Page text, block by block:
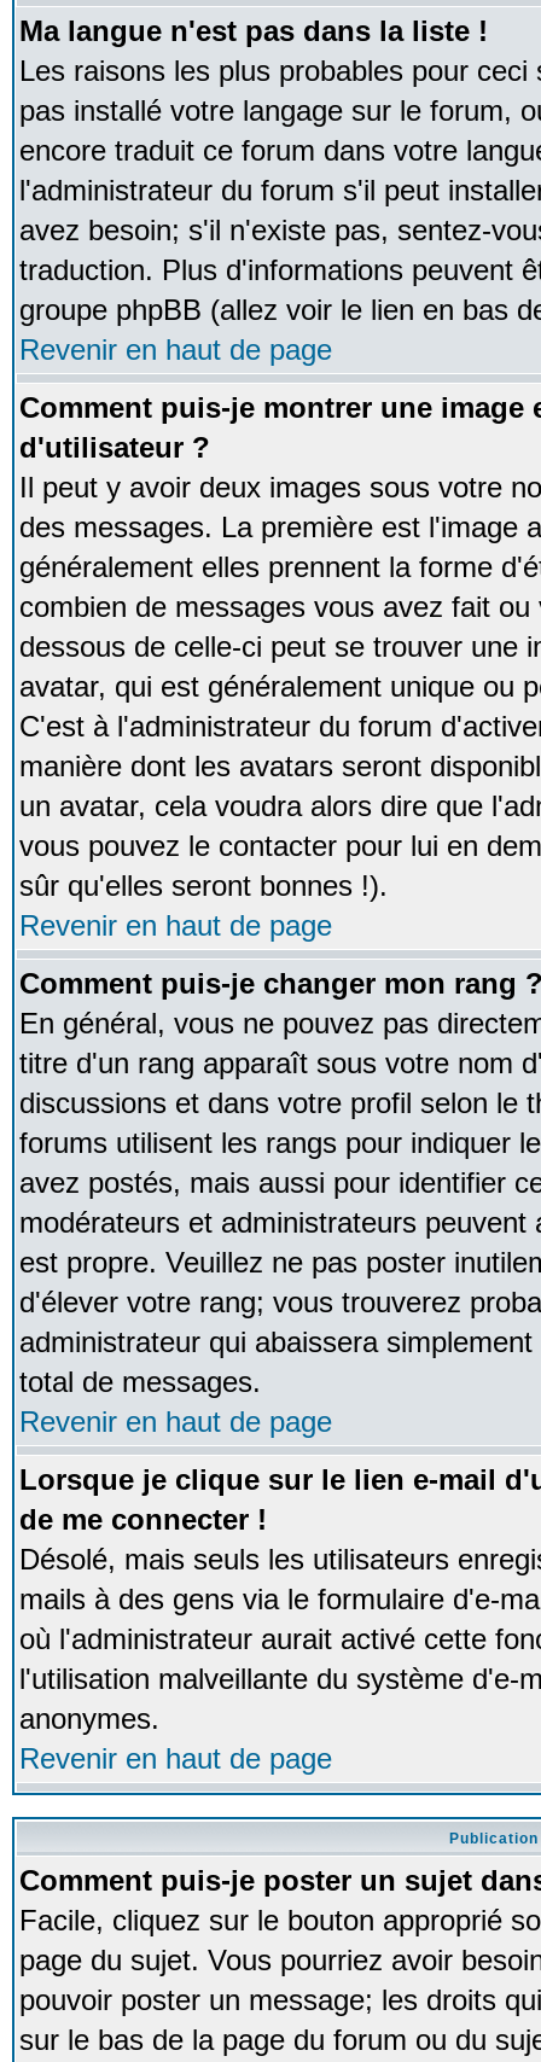
Ma langue n'est pas dans la liste !
Les raisons les plus probables pour
pas installé votre langage sur le forum,
encore traduit ce forum dans votre
l'administrateur du forum s'il peut
avez besoin; s'il n'existe pas, sentez-
traduction. Plus d'informations peuvent
groupe phpBB (allez voir le lien en bas
Revenir en haut de page
Comment puis-je montrer une image
d'utilisateur ?
Il peut y avoir deux images sous votre
des messages. La première est l'image
généralement elles prennent la forme
combien de messages vous avez fait
dessous de celle-ci peut se trouver une
avatar, qui est généralement unique ou
C'est à l'administrateur du forum
manière dont les avatars seront
un avatar, cela voudra alors dire que
vous pouvez le contacter pour lui en
sûr qu'elles seront bonnes !).
Revenir en haut de page
Comment puis-je changer mon rang
En général, vous ne pouvez pas
titre d'un rang apparaît sous votre nom
discussions et dans votre profil selon le
forums utilisent les rangs pour indiquer
avez postés, mais aussi pour identifier
modérateurs et administrateurs
est propre. Veuillez ne pas poster
d'élever votre rang; vous trouverez
administrateur qui abaissera
total de messages.
Revenir en haut de page
Lorsque je clique sur le lien e-mail
de me connecter !
Désolé, mais seuls les utilisateurs
mails à des gens via le formulaire d'e-
où l'administrateur aurait activé cette
l'utilisation malveillante du système d'e-
anonymes.
Revenir en haut de page
Publication
Comment puis-je poster un sujet
Facile, cliquez sur le bouton approprié
page du sujet. Vous pourriez avoir
pouvoir poster un message; les droits
sur le bas de la page du forum ou du